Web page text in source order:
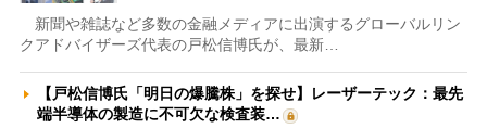
新聞や雑誌など多数の金融メディアに出演するグローバルリン
クアドバイザーズ代表の戸松信博氏が、最新…
【戸松信博氏「明日の爆騰株」を探せ】レーザーテック：最先
端半導体の製造に不可欠な検査装…